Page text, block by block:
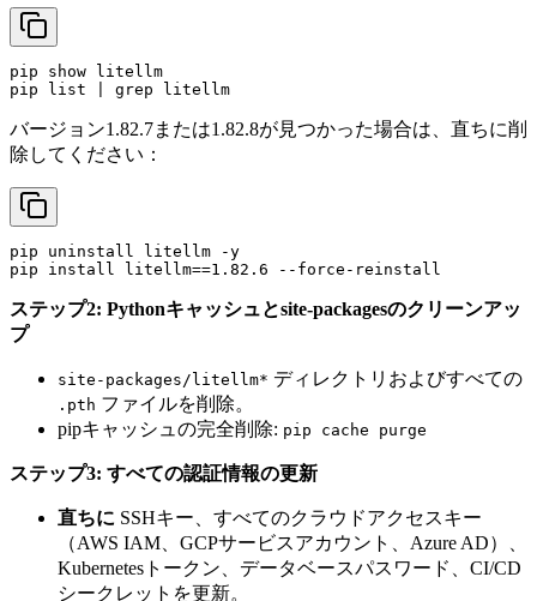
pip show litellm
バージョン1.82.7または1.82.8が見つかった場合は、直ちに削
除してください：
pip uninstall litellm -y
ステップ2: Pythonキャッシュとsite-packagesのクリーンアッ
プ
site-packages/litellm* ディレクトリおよびすべての
.pth ファイルを削除。
pipキャッシュの完全削除: pip cache purge
ステップ3: すべての認証情報の更新
直ちに SSHキー、すべてのクラウドアクセスキー
（AWS IAM、GCPサービスアカウント、Azure AD）、
Kubernetesトークン、データベースパスワード、CI/CD
シークレットを更新。